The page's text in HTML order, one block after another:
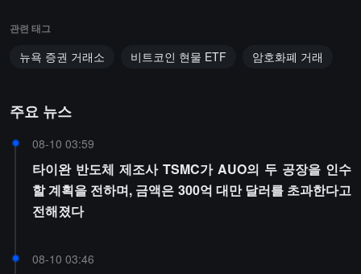
관련 태그
뉴욕 증권 거래소 비트코인 현물 ETF 암호화폐 거래
주요 뉴스
08-10 03:59
타이완 반도체 제조사 TSMC가 AUO의 두 공장을 인수
할 계획을 전하며, 금액은 300억 대만 달러를 초과한다고
전해졌다
08-10 03:46